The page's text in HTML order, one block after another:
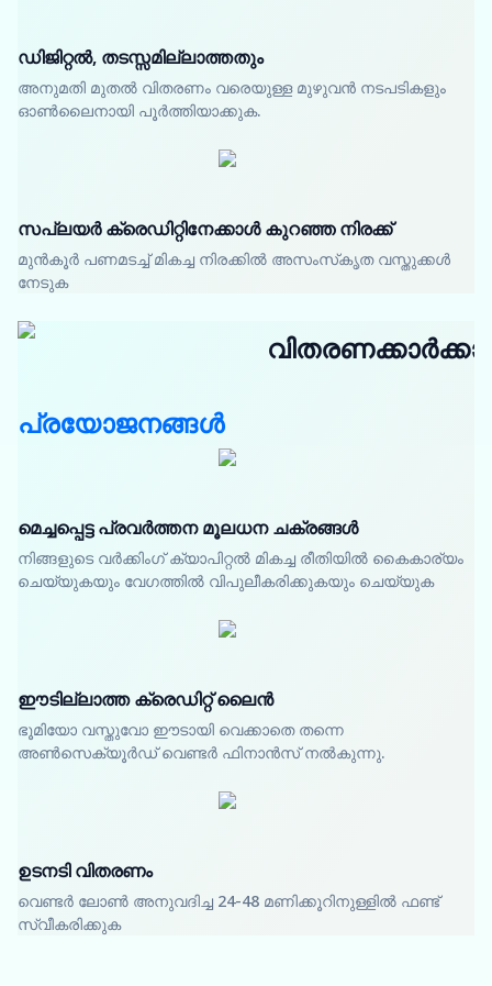
ഡിജിറ്റൽ, തടസ്സമില്ലാത്തതും
അനുമതി മുതൽ വിതരണം വരെയുള്ള മുഴുവൻ നടപടികളും
ഓൺലൈനായി പൂർത്തിയാക്കുക.
സപ്ലയർ ക്രെഡിറ്റിനേക്കാൾ കുറഞ്ഞ നിരക്ക്
മുൻകൂർ പണമടച്ച് മികച്ച നിരക്കിൽ അസംസ്‌കൃത വസ്തുക്കൾ
നേടുക
പ്രയോജനങ്ങൾ
മെച്ചപ്പെട്ട പ്രവർത്തന മൂലധന ചക്രങ്ങൾ
നിങ്ങളുടെ വർക്കിംഗ് ക്യാപിറ്റൽ മികച്ച രീതിയിൽ കൈകാര്യം
ചെയ്യുകയും വേഗത്തിൽ വിപുലീകരിക്കുകയും ചെയ്യുക
ഈടില്ലാത്ത ക്രെഡിറ്റ് ലൈൻ
ഭൂമിയോ വസ്തുവോ ഈടായി വെക്കാതെ തന്നെ
അൺസെക്യൂർഡ് വെണ്ടർ ഫിനാൻസ് നൽകുന്നു.
ഉടനടി വിതരണം
വെണ്ടർ ലോൺ അനുവദിച്ച 24-48 മണിക്കൂറിനുള്ളിൽ ഫണ്ട്
സ്വീകരിക്കുക